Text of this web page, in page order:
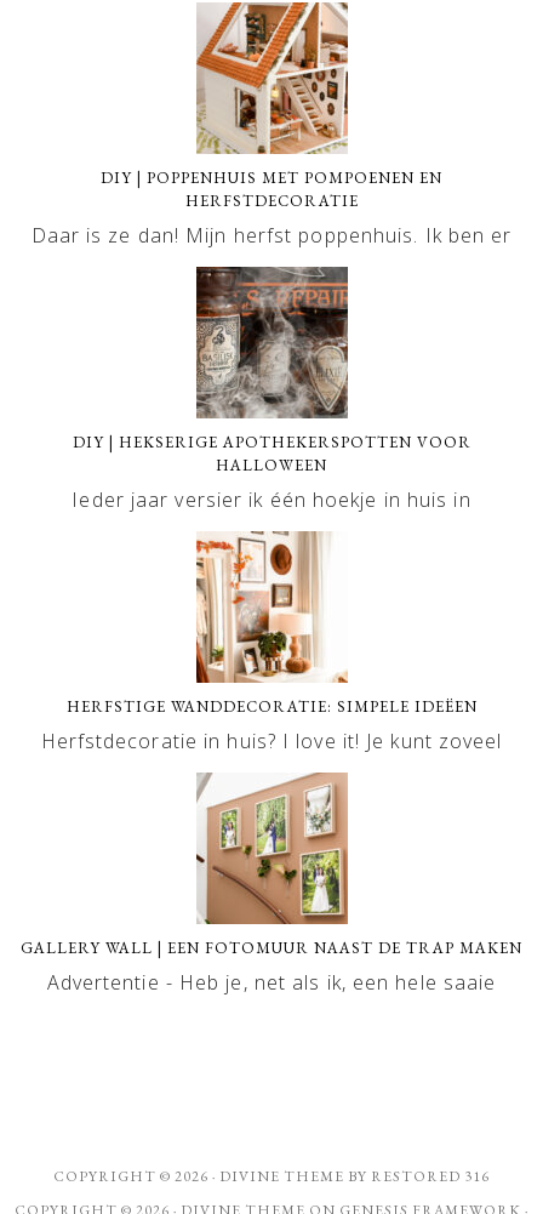
DIY | POPPENHUIS MET POMPOENEN EN
HERFSTDECORATIE
Daar is ze dan! Mijn herfst poppenhuis. Ik ben er
DIY | HEKSERIGE APOTHEKERSPOTTEN VOOR
HALLOWEEN
Ieder jaar versier ik één hoekje in huis in
HERFSTIGE WANDDECORATIE: SIMPELE IDEËEN
Herfstdecoratie in huis? I love it! Je kunt zoveel
GALLERY WALL | EEN FOTOMUUR NAAST DE TRAP MAKEN
Advertentie - Heb je, net als ik, een hele saaie
COPYRIGHT © 2026 · DIVINE THEME BY RESTORED 316